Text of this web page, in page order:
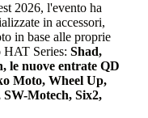
2026, l'evento ha
in accessori,
in base alle proprie
HAT Series: Shad,
le nuove entrate QD
Moto, Wheel Up,
Motech, Six2,